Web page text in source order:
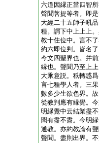
六道因縁正當四智
聲聞菩提等者。即
大經二十五師子吼
種。謂下中上上上
教十住位中。言不
約六即位判。皆名
今文四聖界也。并
縁也。聲聞乃至上
大乘意説。秖轉惑
言七種學人者。三
數多少生欲色界。
從教判應有縁覺。
明縁覺中云結業盡
聞有盡不盡。今明
通教。亦約教論有
聲聞。盡則出界。